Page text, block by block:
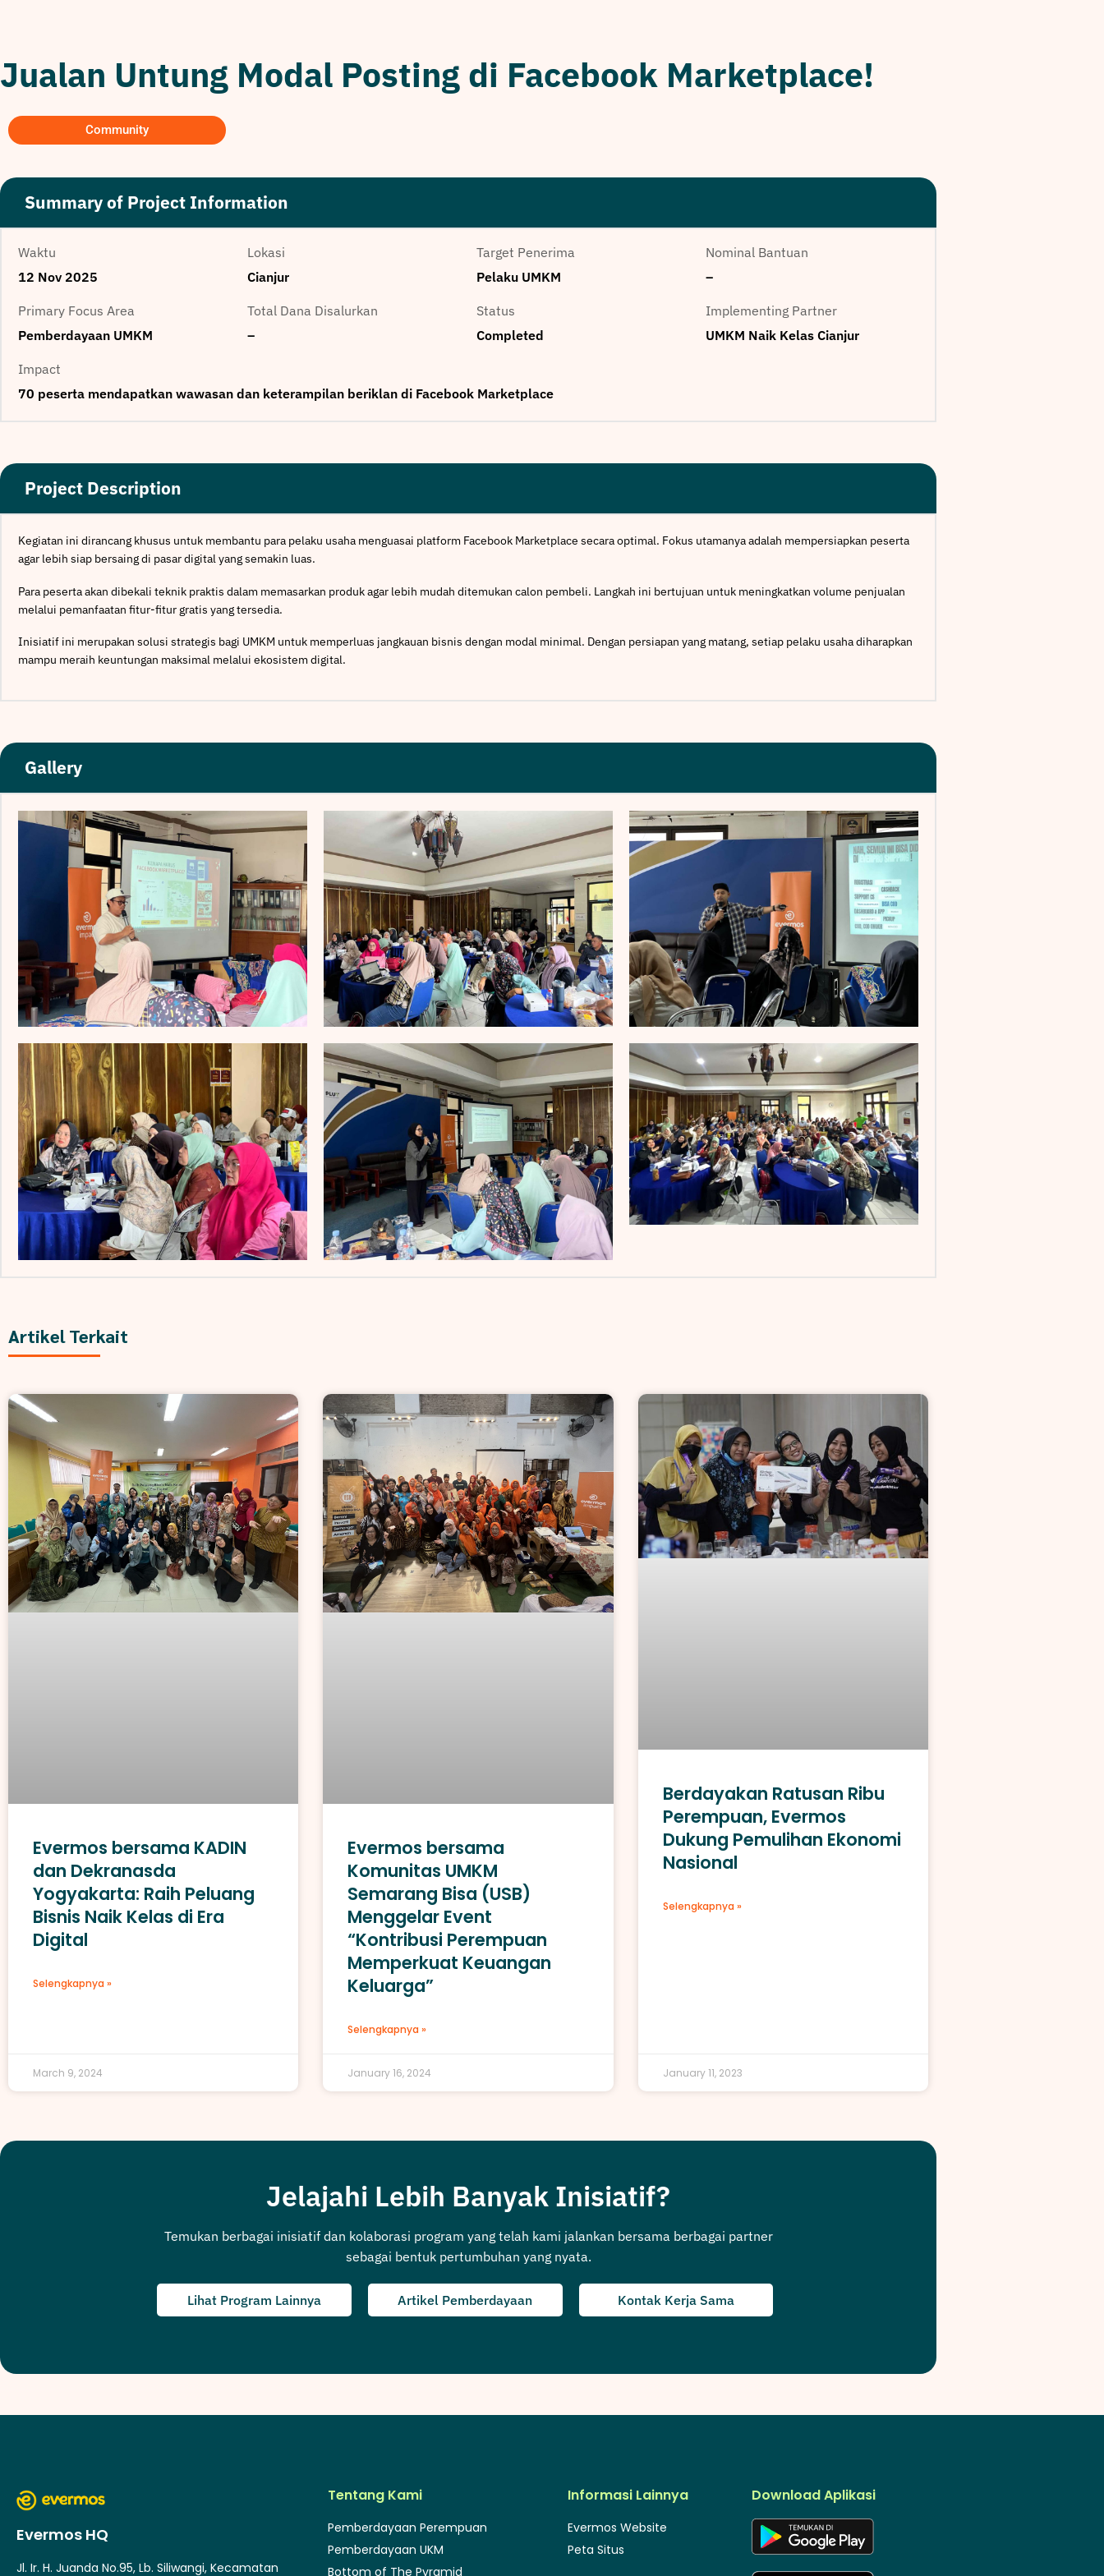
Jualan Untung Modal Posting di Facebook Marketplace!
Community
Summary of Project Information
Waktu
12 Nov 2025
Lokasi
Cianjur
Target Penerima
Pelaku UMKM
Nominal Bantuan
–
Primary Focus Area
Pemberdayaan UMKM
Total Dana Disalurkan
–
Status
Completed
Implementing Partner
UMKM Naik Kelas Cianjur
Impact
70 peserta mendapatkan wawasan dan keterampilan beriklan di Facebook Marketplace
Project Description
Kegiatan ini dirancang khusus untuk membantu para pelaku usaha menguasai platform Facebook Marketplace secara optimal. Fokus utamanya adalah mempersiapkan peserta
agar lebih siap bersaing di pasar digital yang semakin luas.
Para peserta akan dibekali teknik praktis dalam memasarkan produk agar lebih mudah ditemukan calon pembeli. Langkah ini bertujuan untuk meningkatkan volume penjualan
melalui pemanfaatan fitur-fitur gratis yang tersedia.
Inisiatif ini merupakan solusi strategis bagi UMKM untuk memperluas jangkauan bisnis dengan modal minimal. Dengan persiapan yang matang, setiap pelaku usaha diharapkan
mampu meraih keuntungan maksimal melalui ekosistem digital.
Gallery
Artikel Terkait
Evermos bersama KADIN
dan Dekranasda
Yogyakarta: Raih Peluang
Bisnis Naik Kelas di Era
Digital
Selengkapnya »
March 9, 2024
Evermos bersama
Komunitas UMKM
Semarang Bisa (USB)
Menggelar Event
“Kontribusi Perempuan
Memperkuat Keuangan
Keluarga”
Selengkapnya »
January 16, 2024
Berdayakan Ratusan Ribu
Perempuan, Evermos
Dukung Pemulihan Ekonomi
Nasional
Selengkapnya »
January 11, 2023
Jelajahi Lebih Banyak Inisiatif?
Temukan berbagai inisiatif dan kolaborasi program yang telah kami jalankan bersama berbagai partner
sebagai bentuk pertumbuhan yang nyata.
Lihat Program Lainnya Artikel Pemberdayaan Kontak Kerja Sama
Evermos HQ
Jl. Ir. H. Juanda No.95, Lb. Siliwangi, Kecamatan
Tentang Kami
Pemberdayaan Perempuan
Pemberdayaan UKM
Bottom of The Pyramid
Informasi Lainnya
Evermos Website
Peta Situs
Download Aplikasi